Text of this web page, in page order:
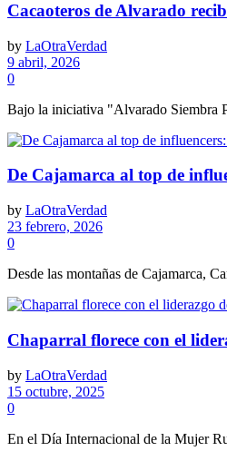
Cacaoteros de Alvarado
by LaOtraVerdad
9 abril, 2026
0
Bajo la iniciativa "Alvarado Siembra
De Cajamarca al top de
by LaOtraVerdad
23 febrero, 2026
0
Desde las montañas de Cajamarca,
Chaparral florece con el
by LaOtraVerdad
15 octubre, 2025
0
En el Día Internacional de la Mujer